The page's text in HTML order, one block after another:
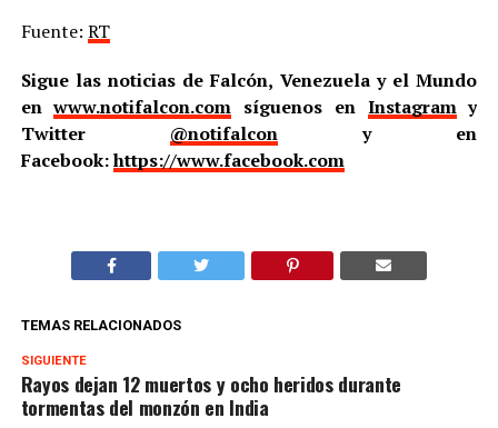
Fuente: RT
Sigue las noticias de Falcón, Venezuela y el Mundo
enwww.notifalcon.com síguenos en Instagramy
Twitter @notifalcony en
Facebook:https://www.facebook.com
TEMAS RELACIONADOS
SIGUIENTE
Rayos dejan 12 muertos y ocho heridos durante
tormentas del monzón en India